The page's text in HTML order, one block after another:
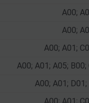
A00;
A00;
A00; A01;
A00; A01; A05;
A00; A01;